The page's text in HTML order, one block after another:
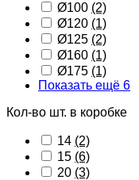
Ø100 (2)
Ø120 (1)
Ø125 (2)
Ø160 (1)
Ø175 (1)
Показать ещё 6
Кол-во шт. в коробке
14 (2)
15 (6)
20 (3)